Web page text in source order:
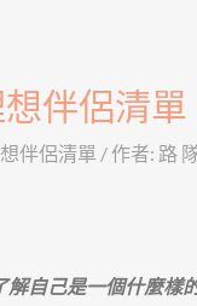
伴侶清單
伴侶清單 / 作者: 路
解自己是一個什麼樣